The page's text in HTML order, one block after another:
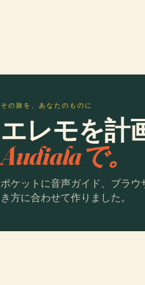
その旅を、あなたのものに
エレモを計
Audialaで。
ポケットに音声ガイド、ブラ
き方に合わせて作りました。